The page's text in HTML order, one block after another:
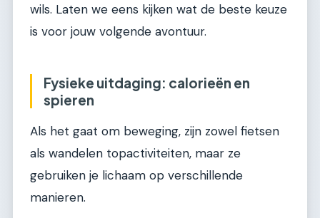
wils. Laten we eens kijken wat de beste keuze
is voor jouw volgende avontuur.
Fysieke uitdaging: calorieën en
spieren
Als het gaat om beweging, zijn zowel fietsen
als wandelen topactiviteiten, maar ze
gebruiken je lichaam op verschillende
manieren.